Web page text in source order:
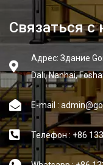
Связаться с
Адрес: Здание
Dali, Nanhai,
E-mail :
Телефон : +86